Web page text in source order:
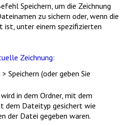
Speichern , um die Zeichnung
zu sichern oder, wenn die
ist, unter einem spezifizierten
Zeichnung:
Speichern (oder geben Sie
in dem Ordner, mit dem
dem Dateityp gesichert wie
der Datei gegeben waren.